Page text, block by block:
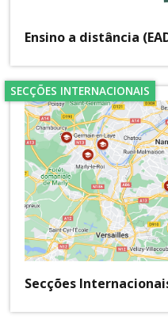
Ensino a distância
SECÇÕES INTERNACIONAIS
Secções